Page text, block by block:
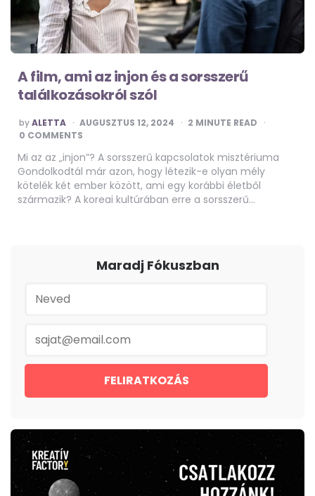
A film, ami az injon és a sorsszerű
találkozásokról szól
POSTED
BY
byALETTA AUGUSZTUS 12, 2024 2 MINUTE READ
0 COMMENTS
Mi az az „injon”? A sorsszerű kapcsolatok misztériuma
Gondolkodtál már azon, hogy létezik-e olyan mély
kötelék két ember között, ami egy korábbi életből
származik? A koreai kultúrában erre a sorsszerű…
Maradj Fókuszban